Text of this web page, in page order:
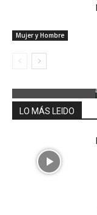
Mujer y Hombre
LO MÁS LEIDO